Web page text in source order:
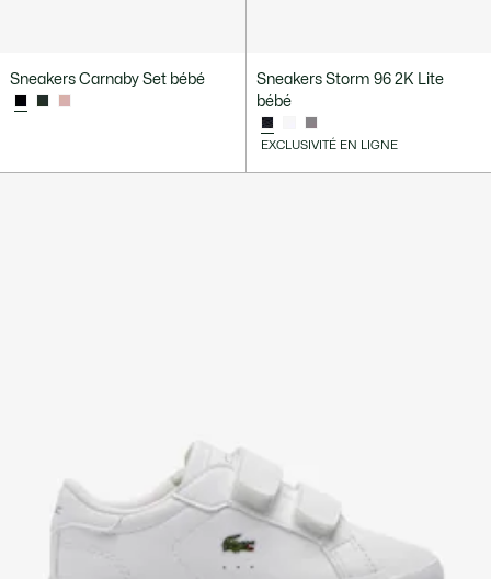
Sneakers Carnaby Set bébé
Sneakers Storm 96 2K Lite
bébé
EXCLUSIVITÉ EN LIGNE